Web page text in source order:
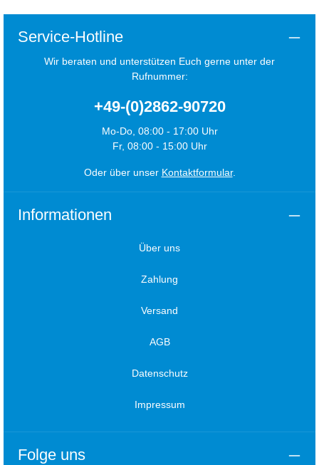
Service-Hotline
Wir beraten und unterstützen Euch gerne unter der
Rufnummer:
+49-(0)2862-90720
Mo-Do, 08:00 - 17:00 Uhr
Fr, 08:00 - 15:00 Uhr
Oder über unser Kontaktformular.
Informationen
Über uns
Zahlung
Versand
AGB
Datenschutz
Impressum
Folge uns